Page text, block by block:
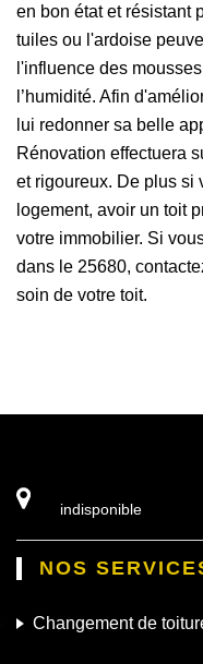
en bon état et résistant
tuiles ou l'ardoise
l'influence des
l’humidité. Afin
lui redonner sa belle
Rénovation effectuera
et rigoureux. De plus si
logement, avoir un toit
votre immobilier. Si
dans le 25680,
soin de votre toit.
indisponible
NOS
Changement de